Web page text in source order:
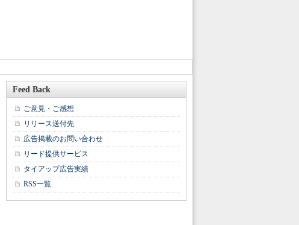
Feed Back
ご意見・ご感想
リリース送付先
広告掲載のお問い合わせ
リード提供サービス
タイアップ広告実績
RSS一覧